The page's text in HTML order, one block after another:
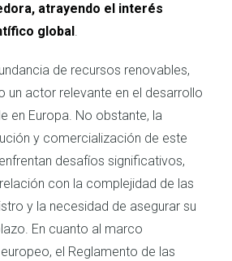
atrayendo el interés
global .
de recursos renovables,
un actor relevante en el desarrollo
en Europa. No obstante, la
y comercialización de este
desafíos significativos,
con la complejidad de las
y la necesidad de asegurar su
En cuanto al marco
el Reglamento de las